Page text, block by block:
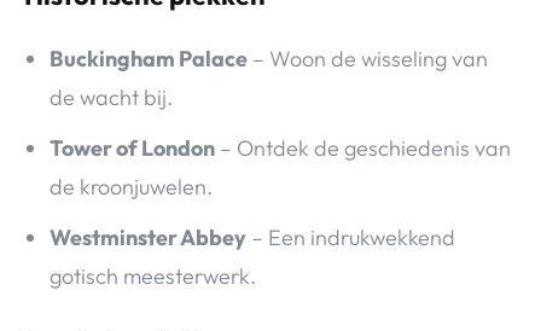
Buckingham Palace – Woon de wisseling van
de wacht bij.
Tower of London – Ontdek de geschiedenis van
de kroonjuwelen.
Westminster Abbey – Een indrukwekkend
gotisch meesterwerk.